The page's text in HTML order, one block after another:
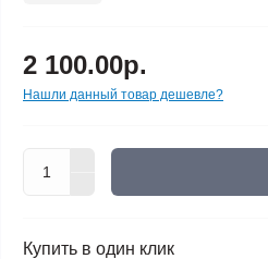
2 100.00р.
Нашли данный товар дешевле?
Купить в один клик